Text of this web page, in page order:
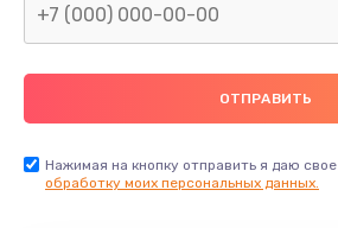
Нажимая на кнопку отправить я даю свое
обработку моих персональных данных.